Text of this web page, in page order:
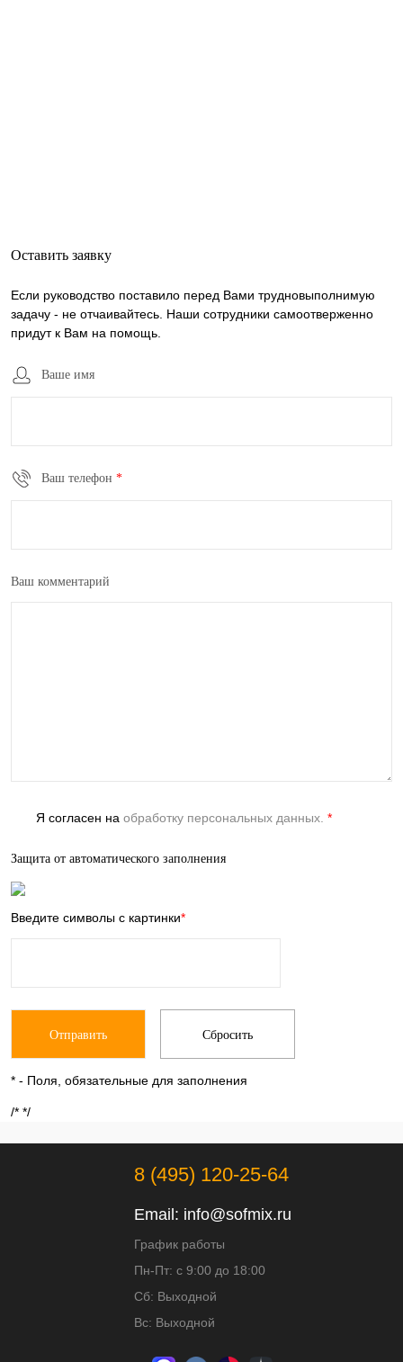
Оставить заявку
Если руководство поставило перед Вами трудновыполнимую
задачу - не отчаивайтесь. Наши сотрудники самоотверженно
придут к Вам на помощь.
Ваше имя
Ваш телефон *
Ваш комментарий
Я согласен на обработку персональных данных. *
Защита от автоматического заполнения
Введите символы с картинки*
* - Поля, обязательные для заполнения
/* */
8 (495) 120-25-64
Email: info@sofmix.ru
График работы
Пн-Пт: с 9:00 до 18:00
Сб: Выходной
Вс: Выходной